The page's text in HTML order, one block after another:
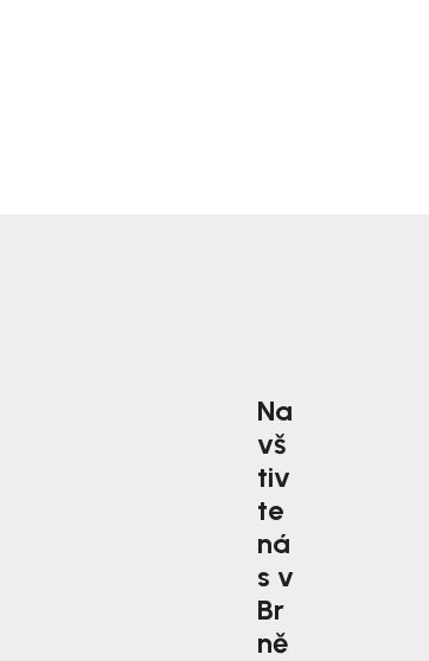
Na
vš
tiv
te
ná
s v
Br
ně